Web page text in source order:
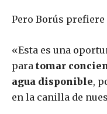
Pero Borús
«Esta es una
para tomar
agua disponible,
en la canilla de